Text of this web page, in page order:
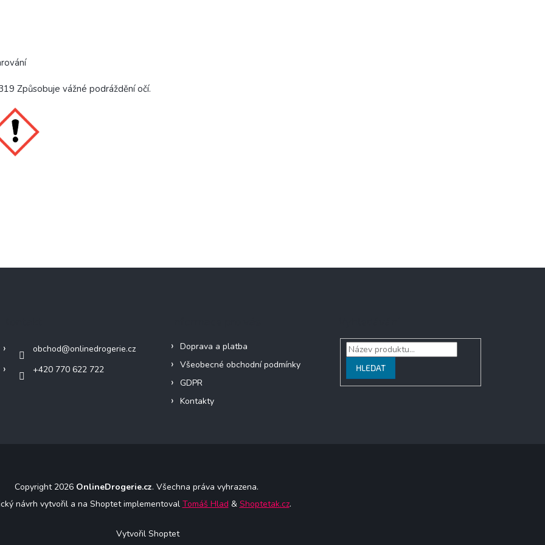
Způsobuje vážné podráždění očí.
obchod@onlinedrogerie.cz
+420 770 622 722
Doprava a platba
Všeobecné obchodní podmínky
GDPR
Kontakty
HLEDAT
Copyright 2026 OnlineDrogerie.cz. Všechna práva vyhrazena.
návrh vytvořil a na Shoptet implementoval Tomáš Hlad & Shoptetak.cz.
Vytvořil Shoptet